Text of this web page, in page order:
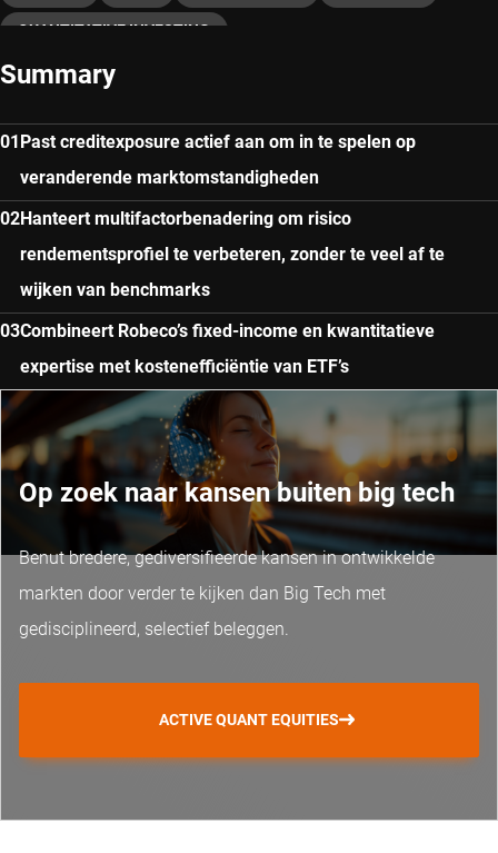
QUANTITATIVE INVESTING
Summary
Past creditexposure actief aan om in te spelen op
veranderende marktomstandigheden
Hanteert multifactorbenadering om risico
rendementsprofiel te verbeteren, zonder te veel af te
wijken van benchmarks
Combineert Robeco’s fixed-income en kwantitatieve
expertise met kostenefficiëntie van ETF’s
Op zoek naar kansen buiten big tech
Benut bredere, gediversifieerde kansen in ontwikkelde
markten door verder te kijken dan Big Tech met
gedisciplineerd, selectief beleggen.
ACTIVE QUANT EQUITIES